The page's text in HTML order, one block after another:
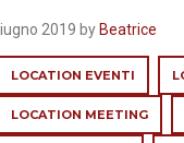
2019 by Beatrice
LOCATION EVENTI
LOCATION MEETING